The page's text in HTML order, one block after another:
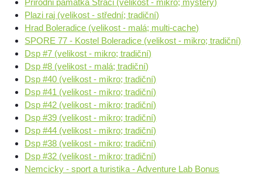
Prirodni pamatka Straci (velikost - mikro; mystery)
Plazi raj (velikost - střední; tradiční)
Hrad Boleradice (velikost - malá; multi-cache)
SPORE 77 - Kostel Boleradice (velikost - mikro; tradiční)
Dsp #7 (velikost - mikro; tradiční)
Dsp #8 (velikost - malá; tradiční)
Dsp #40 (velikost - mikro; tradiční)
Dsp #41 (velikost - mikro; tradiční)
Dsp #42 (velikost - mikro; tradiční)
Dsp #39 (velikost - mikro; tradiční)
Dsp #44 (velikost - mikro; tradiční)
Dsp #38 (velikost - mikro; tradiční)
Dsp #32 (velikost - mikro; tradiční)
Nemcicky - sport a turistika - Adventure Lab Bonus